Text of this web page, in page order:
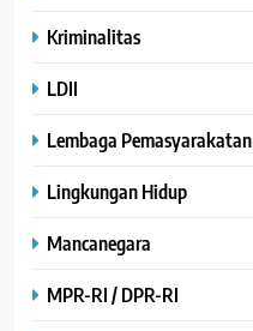
Kriminalitas
LDII
Lembaga Pemasyarakatan
Lingkungan Hidup
Mancanegara
MPR-RI / DPR-RI